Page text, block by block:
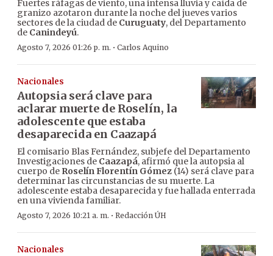
Fuertes ráfagas de viento, una intensa lluvia y caída de
granizo azotaron durante la noche del jueves varios
sectores de la ciudad de Curuguaty, del Departamento
de Canindeyú.
Agosto 7, 2026 01:26 p. m. · Carlos Aquino
Nacionales
Autopsia será clave para
aclarar muerte de Roselín, la
adolescente que estaba
desaparecida en Caazapá
El comisario Blas Fernández, subjefe del Departamento
Investigaciones de Caazapá, afirmó que la autopsia al
cuerpo de Roselín Florentín Gómez (14) será clave para
determinar las circunstancias de su muerte. La
adolescente estaba desaparecida y fue hallada enterrada
en una vivienda familiar.
Agosto 7, 2026 10:21 a. m. · Redacción ÚH
Nacionales